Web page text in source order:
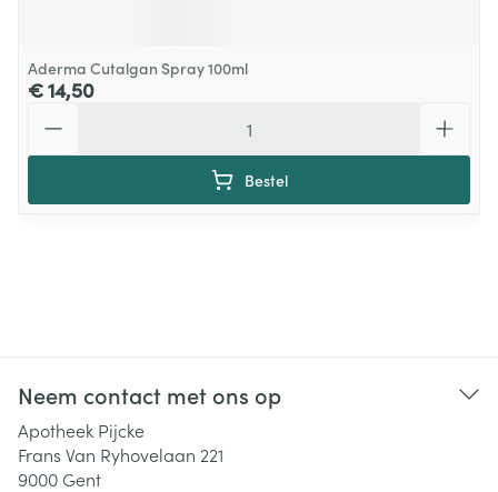
Aderma Cutalgan Spray 100ml
€ 14,50
Bestel
Neem contact met ons op
Apotheek Pijcke
Frans Van Ryhovelaan 221
9000 Gent